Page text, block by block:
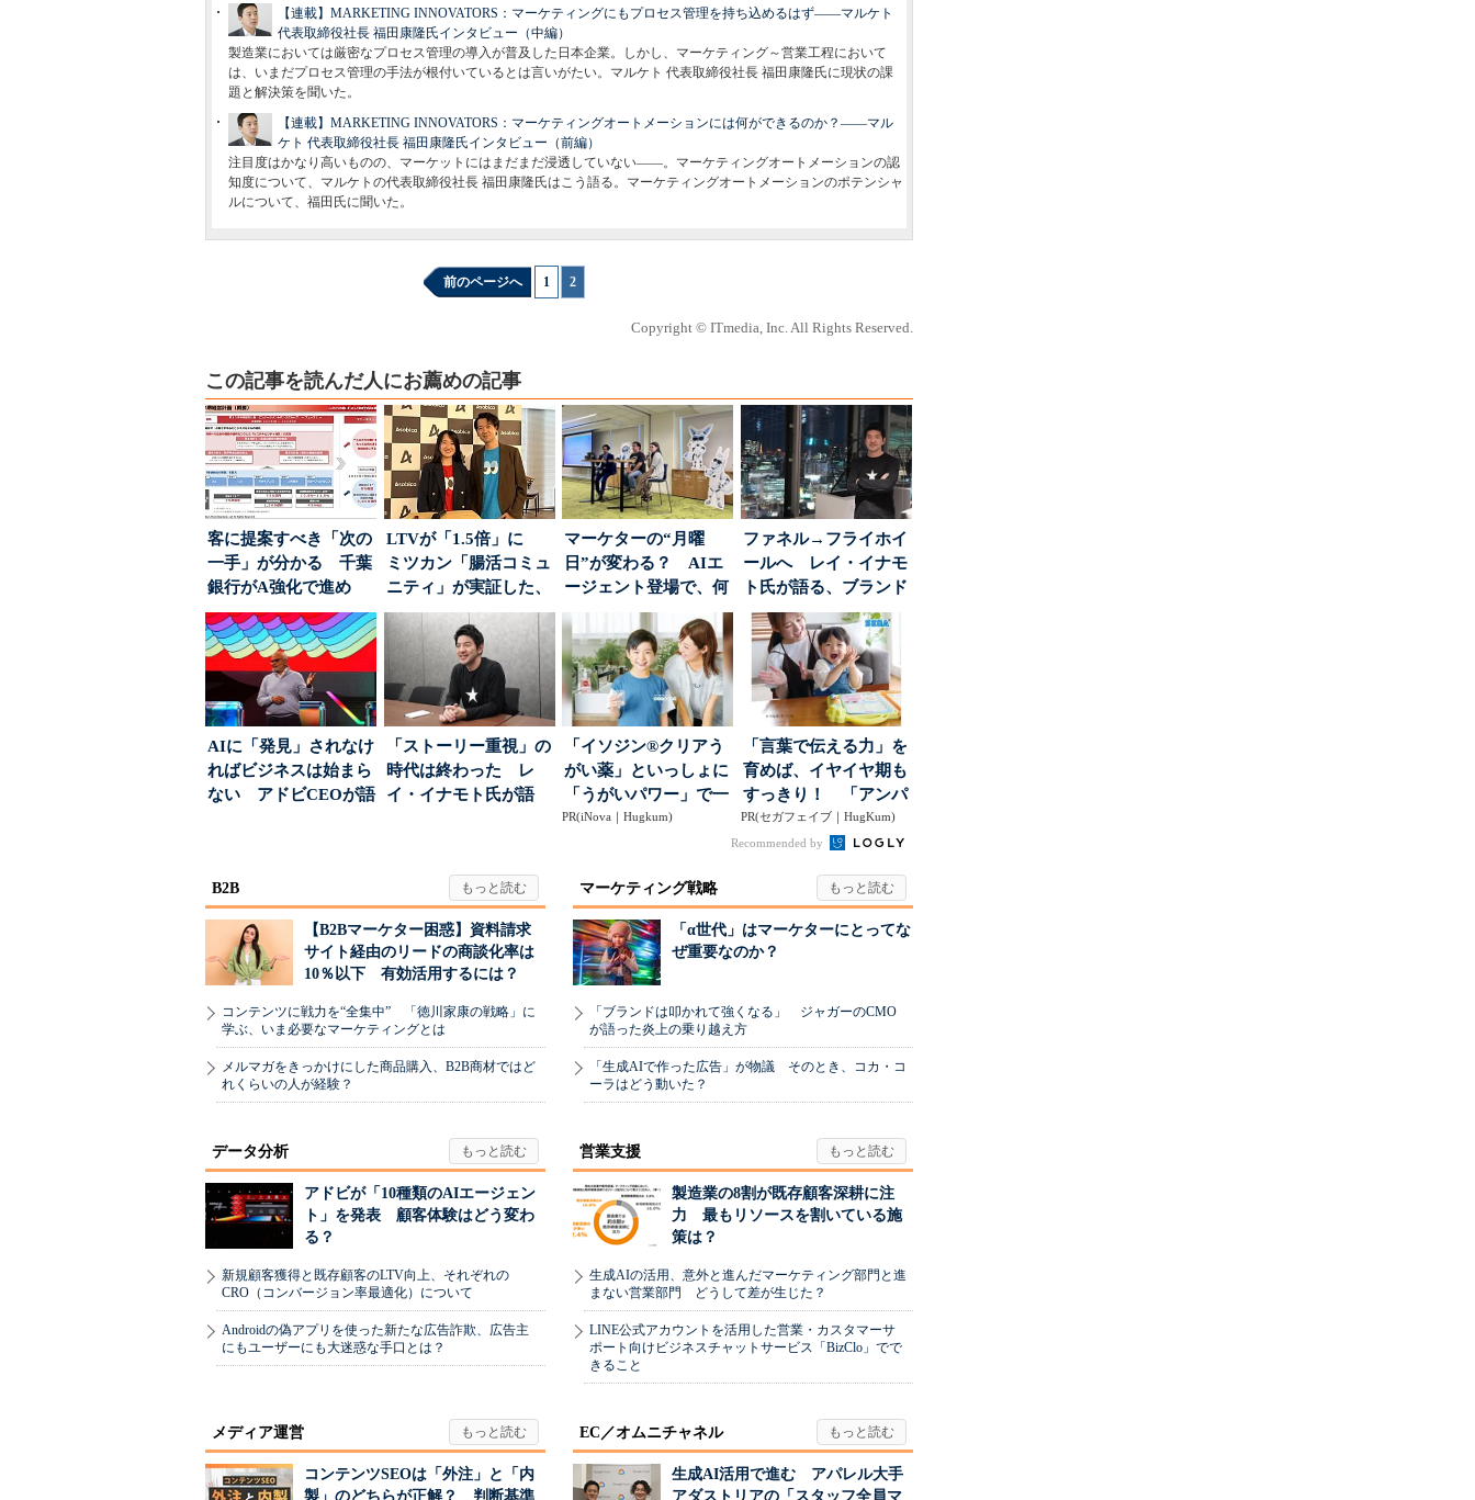
【連載】MARKETING INNOVATORS：マーケティングにもプロセス管理を持ち込めるはず――マルケト
代表取締役社長 福田康隆氏インタビュー（中編）
製造業においては厳密なプロセス管理の導入が普及した日本企業。しかし、マーケティング～営業工程において
は、いまだプロセス管理の手法が根付いているとは言いがたい。マルケト 代表取締役社長 福田康隆氏に現状の課
題と解決策を聞いた。
【連載】MARKETING INNOVATORS：マーケティングオートメーションには何ができるのか？――マル
ケト 代表取締役社長 福田康隆氏インタビュー（前編）
注目度はかなり高いものの、マーケットにはまだまだ浸透していない――。マーケティングオートメーションの認
知度について、マルケトの代表取締役社長 福田康隆氏はこう語る。マーケティングオートメーションのポテンシャ
ルについて、福田氏に聞いた。
前のページへ 1 2
Copyright © ITmedia, Inc. All Rights Reserved.
この記事を読んだ人にお薦めの記事
客に提案すべき「次の
一手」が分かる 千葉
銀行がA強化で進め
る“One to On...
LTVが「1.5倍」に
ミツカン「腸活コミュ
ニティ」が実証した、
値上げ時代に選ば...
マーケターの“月曜
日”が変わる？ AIエ
ージェント登場で、何
が起きるか
ファネル→フライホイ
ールへ レイ・イナモ
ト氏が語る、ブランド
が「信頼」を得るた
め...
AIに「発見」されなけ
ればビジネスは始まら
ない アドビCEOが語
「ストーリー重視」の
時代は終わった レ
イ・イナモト氏が語
「イソジン®クリアう
がい薬」といっしょに
「うがいパワー」で一
年中！ 健やか
PR(iNova｜Hugkum)
「言葉で伝える力」を
育めば、イヤイヤ期も
すっきり！ 「アンパ
ンマン ことばずかん...
PR(セガフェイブ｜HugKum)
Recommended by
B2B
【B2Bマーケター困惑】資料請求
サイト経由のリードの商談化率は
10％以下 有効活用するには？
コンテンツに戦力を“全集中” 「徳川家康の戦略」に
学ぶ、いま必要なマーケティングとは
メルマガをきっかけにした商品購入、B2B商材ではど
れくらいの人が経験？
マーケティング戦略
「α世代」はマーケターにとってな
ぜ重要なのか？
「ブランドは叩かれて強くなる」 ジャガーのCMO
が語った炎上の乗り越え方
「生成AIで作った広告」が物議 そのとき、コカ・コ
ーラはどう動いた？
データ分析
アドビが「10種類のAIエージェン
ト」を発表 顧客体験はどう変わ
る？
新規顧客獲得と既存顧客のLTV向上、それぞれの
CRO（コンバージョン率最適化）について
Androidの偽アプリを使った新たな広告詐欺、広告主
にもユーザーにも大迷惑な手口とは？
営業支援
製造業の8割が既存顧客深耕に注
力 最もリソースを割いている施
策は？
生成AIの活用、意外と進んだマーケティング部門と進
まない営業部門 どうして差が生じた？
LINE公式アカウントを活用した営業・カスタマーサ
ポート向けビジネスチャットサービス「BizClo」でで
きること
メディア運営
コンテンツSEOは「外注」と「内
製」のどちらが正解？ 判断基準
EC／オムニチャネル
生成AI活用で進む アパレル大手
アダストリアの「スタッフ全員マ